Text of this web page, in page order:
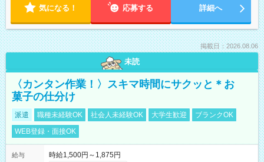
気になる！ 応募する 詳細へ
掲載日：2026.08.06
未読
〈カンタン作業！〉スキマ時間にサクッと＊お
菓子の仕分け
派遣 職種未経験OK 社会人未経験OK 大学生歓迎
ブランクOK
WEB登録・面接OK
給与
時給1,500円～1,875円